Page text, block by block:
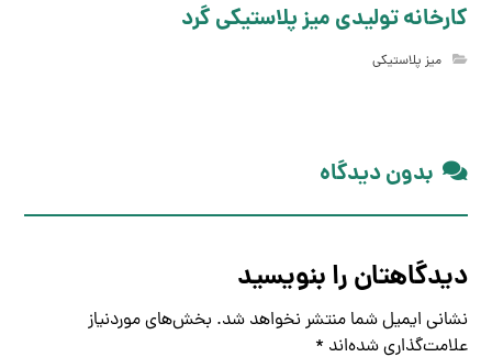
کارخانه تولیدی میز پلاستیکی گرد
میز پلاستیکی
بدون دیدگاه
دیدگاهتان را بنویسید
نشانی ایمیل شما منتشر نخواهد شد. بخش‌های موردنیاز
علامت‌گذاری شده‌اند *